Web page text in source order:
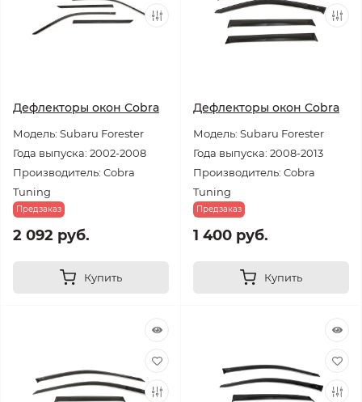
Дефлекторы окон Cobra
Модель: Subaru Forester
Года выпуска: 2002-2008
Производитель: Cobra
Tuning
Предзаказ
2 092 руб.
Купить
Дефлекторы окон Cobra
Модель: Subaru Forester
Года выпуска: 2008-2013
Производитель: Cobra
Tuning
Предзаказ
1 400 руб.
Купить